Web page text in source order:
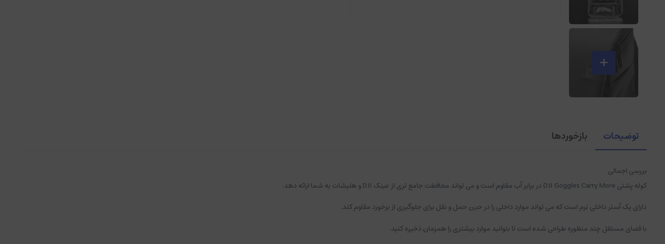
توضیحات بازخوردها
بررسی اجمالی
کوله پشتی DJI Goggles Carry More در برابر آب مقاوم است و می تواند محافظت جامع تری از عینک DJI و هلیشات به شما ارائه دهد.
دارای یک آستر داخلی نرم است که می تواند موارد داخلی را در حین حمل و نقل برای جلوگیری از برخورد مقاوم کند.
با فضای مستقل چند منظوره طراحی شده است تا بتوانید موارد بیشتری را همزمان ذخیره کنید.